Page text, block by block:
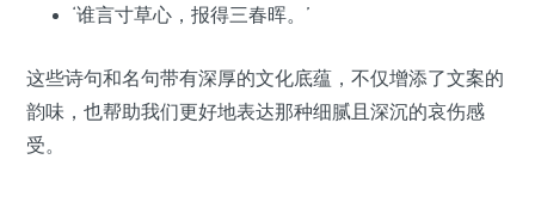
‘谁言寸草心，报得三春晖。’
这些诗句和名句带有深厚的文化底蕴，不仅增添了文案的
韵味，也帮助我们更好地表达那种细腻且深沉的哀伤感
受。